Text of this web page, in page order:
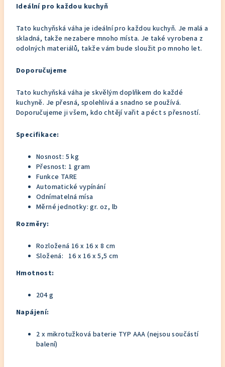
Ideální pro každou kuchyň
Tato kuchyňská váha je ideální pro každou kuchyň. Je malá a
skladná, takže nezabere mnoho místa. Je také vyrobena z
odolných materiálů, takže vám bude sloužit po mnoho let.
Doporučujeme
Tato kuchyňská váha je skvělým doplňkem do každé
kuchyně. Je přesná, spolehlivá a snadno se používá.
Doporučujeme ji všem, kdo chtějí vařit a péct s přesností.
Specifikace:
Nosnost: 5 kg
Přesnost: 1 gram
Funkce TARE
Automatické vypínání
Odnímatelná mísa
Měrné jednotky: gr. oz, lb
Rozměry:
Rozložená 16 x 16 x 8 cm
Složená: 16 x 16 x 5,5 cm
Hmotnost:
204 g
Napájení:
2 x mikrotužková baterie TYP AAA (nejsou součástí
balení)